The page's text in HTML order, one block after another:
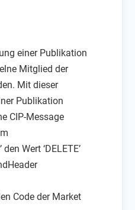
einer Publikation
Mitglied der
Mit dieser
Publikation
CIP-Message
Wert ‘DELETE’
Code der Market